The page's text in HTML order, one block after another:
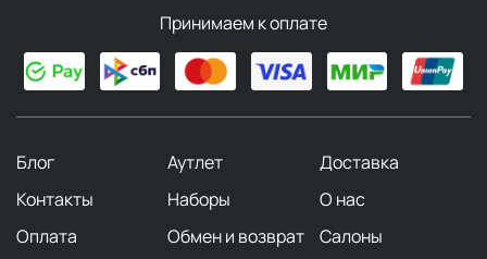
Принимаем к оплате
Блог Аутлет
Доставка
Контакты
Наборы
О нас
Оплата
Обмен и возврат
Салоны